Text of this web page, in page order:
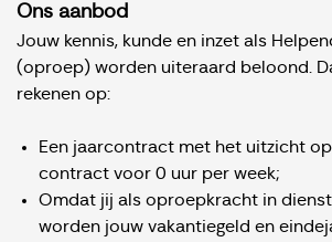
Ons aanbod
Jouw kennis, kunde en inzet als
(oproep) worden uiteraard beloond.
rekenen op:
Een jaarcontract met het uitzicht
contract voor 0 uur per week;
Omdat jij als oproepkracht in
worden jouw vakantiegeld en